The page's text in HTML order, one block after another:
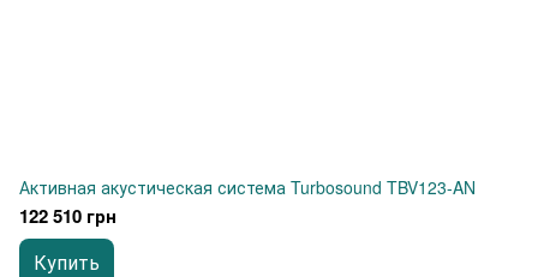
Активная акустическая система Turbosound TBV123-AN
122 510 грн
Купить